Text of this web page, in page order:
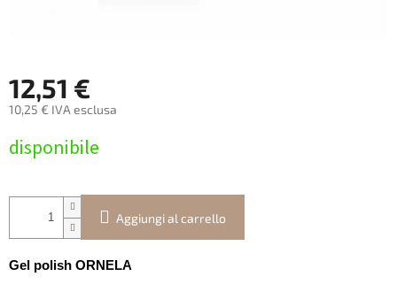
12,51 €
10,25 € IVA esclusa
della
disponibile
Aggiungi al carrello
Gel polish ORNELA